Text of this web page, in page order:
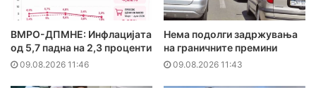
ВМРО-ДПМНЕ: Инфлацијата
од 5,7 падна на 2,3 проценти
09.08.2026 11:46
Нема подолги задржувања
на граничните премини
09.08.2026 11:43